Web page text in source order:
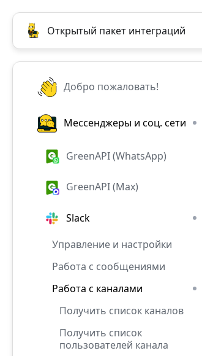
Открытый пакет интеграций
Добро пожаловать!
Мессенджеры и соц. сети
GreenAPI (WhatsApp)
GreenAPI (Max)
Slack
Управление и настройки
Работа с сообщениями
Работа с каналами
Получить список каналов
Получить список
пользователей канала